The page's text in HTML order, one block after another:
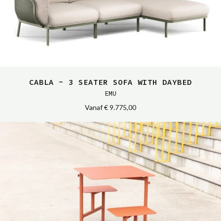
CABLA - 3 SEATER SOFA WITH DAYBED
EMU
Vanaf€ 9.775,00